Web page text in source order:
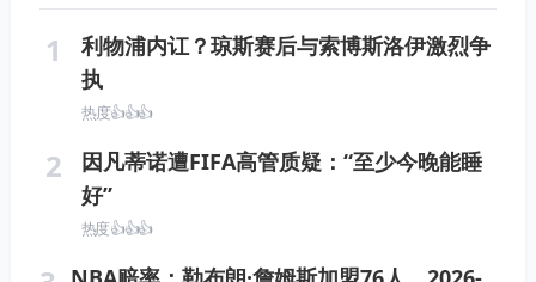
1
利物浦内讧？琼斯赛后与索博斯洛伊激烈争
执
热度 👍👍👍
2
因凡蒂诺遭FIFA高管质疑：“至少今晚能睡
好”
热度 👍👍👍